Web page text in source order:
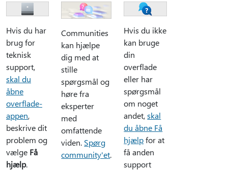
Hvis du har
brug for
teknisk
support,
skal du
åbne
overflade-
appen,
beskrive dit
problem og
vælge Få
hjælp.
Communities
kan hjælpe
dig med at
stille
spørgsmål og
høre fra
eksperter
med
omfattende
viden. Spørg
community'et.
Hvis du ikke
kan bruge
din
overflade
eller har
spørgsmål
om noget
andet,skal
du åbne Få
hjælpfor at
få anden
support